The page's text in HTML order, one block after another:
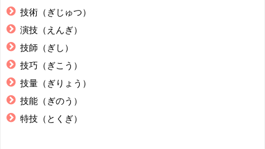
技術（ぎじゅつ）
演技（えんぎ）
技師（ぎし）
技巧（ぎこう）
技量（ぎりょう）
技能（ぎのう）
特技（とくぎ）